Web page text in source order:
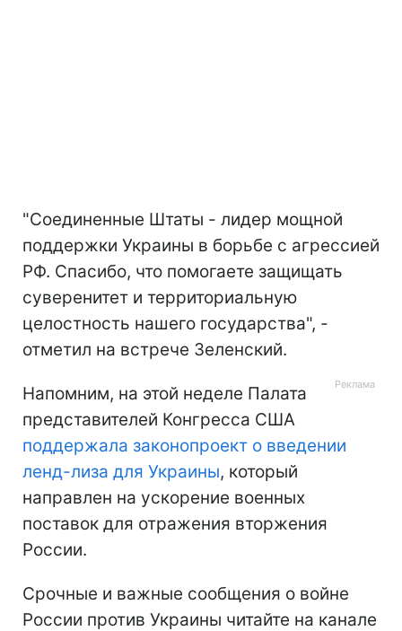
"Соединенные Штаты - лидер мощной
поддержки Украины в борьбе с агрессией
РФ. Спасибо, что помогаете защищать
суверенитет и территориальную
целостность нашего государства", -
отметил на встрече Зеленский.
Напомним, на этой неделе Палата
представителей Конгресса США
поддержала законопроект о введении
ленд-лиза для Украины, который
направлен на ускорение военных
поставок для отражения вторжения
России.
Срочные и важные сообщения о войне
России против Украины читайте на канале